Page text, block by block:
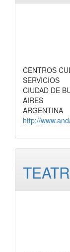
CENTROS
SERVICIOS
CIUDAD DE
AIRES
ARGENTINA
http://